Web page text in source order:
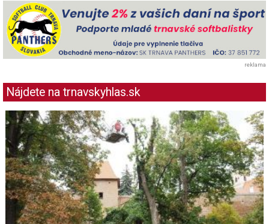
reklama
Nájdete na trnavskyhlas.sk